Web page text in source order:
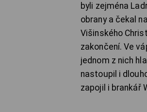
byli zejména
obrany a čekal
Višinského
zakončení. Ve
jednom z nich
nastoupil i
zapojil i brankář